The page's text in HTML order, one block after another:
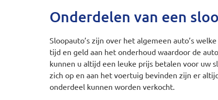
Onderdelen van een
Sloopauto’s zijn over het algemeen auto’s
tijd en geld aan het onderhoud waardoor de
kunnen u altijd een leuke prijs betalen voor uw
zich op en aan het voertuig bevinden zijn er
onderdeel kunnen worden verkocht.